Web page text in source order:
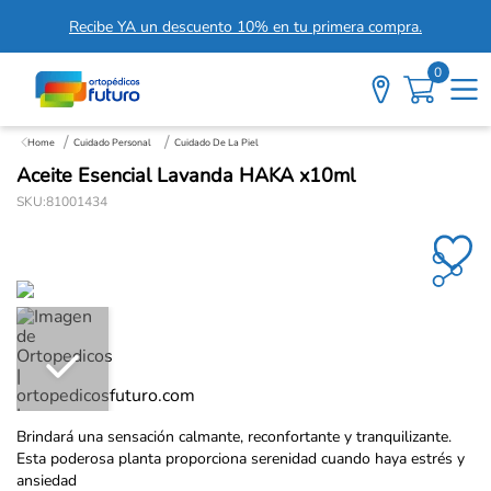
Recibe YA un descuento 10% en tu primera compra.
0
Cuidado Personal Cuidado De La Piel
Aceite Esencial Lavanda HAKA x10ml
SKU:81001434
Brindará una sensación calmante, reconfortante y tranquilizante.
Esta poderosa planta proporciona serenidad cuando haya estrés y
ansiedad